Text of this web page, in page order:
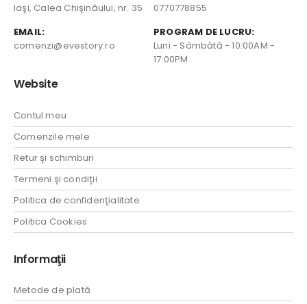
Iaşi, Calea Chişinăului, nr. 35
0770778855
EMAIL:
comenzi@evestory.ro
PROGRAM DE LUCRU:
Luni - Sâmbătă - 10:00AM -
17:00PM
Website
Contul meu
Comenzile mele
Retur şi schimburi
Termeni şi condiţii
Politica de confidenţialitate
Politica Cookies
Informaţii
Metode de plată